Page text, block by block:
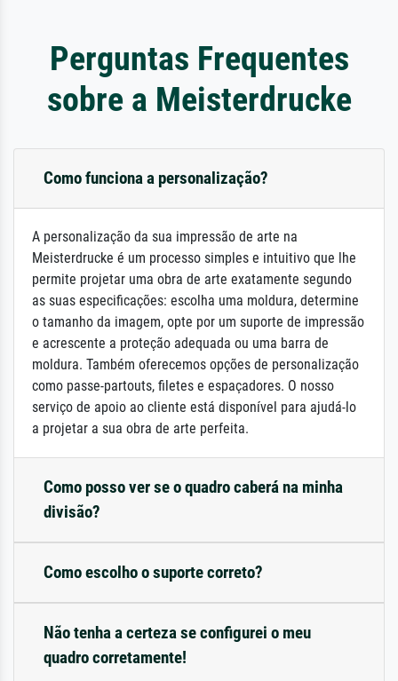
Perguntas Frequentes
sobre a Meisterdrucke
Como funciona a personalização?
A personalização da sua impressão de arte na
Meisterdrucke é um processo simples e intuitivo que lhe
permite projetar uma obra de arte exatamente segundo
as suas especificações: escolha uma moldura, determine
o tamanho da imagem, opte por um suporte de impressão
e acrescente a proteção adequada ou uma barra de
moldura. Também oferecemos opções de personalização
como passe-partouts, filetes e espaçadores. O nosso
serviço de apoio ao cliente está disponível para ajudá-lo
a projetar a sua obra de arte perfeita.
Como posso ver se o quadro caberá na minha
divisão?
Como escolho o suporte correto?
Não tenha a certeza se configurei o meu
quadro corretamente!